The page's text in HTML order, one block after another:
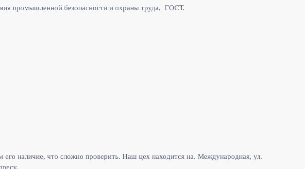
промышленной безопасности и охраны труда, ГОСТ.
наличие, что сложно проверить. Наш цех находится на. Международная, ул.